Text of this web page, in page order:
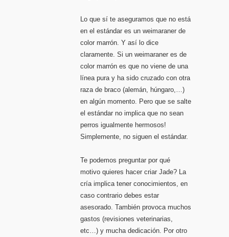
Lo que sí te aseguramos que no está
en el estándar es un weimaraner de
color marrón. Y así lo dice
claramente. Si un weimaraner es de
color marrón es que no viene de una
línea pura y ha sido cruzado con otra
raza de braco (alemán, húngaro,…)
en algún momento. Pero que se salte
el estándar no implica que no sean
perros igualmente hermosos!
Simplemente, no siguen el estándar.
Te podemos preguntar por qué
motivo quieres hacer criar Jade? La
cría implica tener conocimientos, en
caso contrario debes estar
asesorado. También provoca muchos
gastos (revisiones veterinarias,
etc…) y mucha dedicación. Por otro